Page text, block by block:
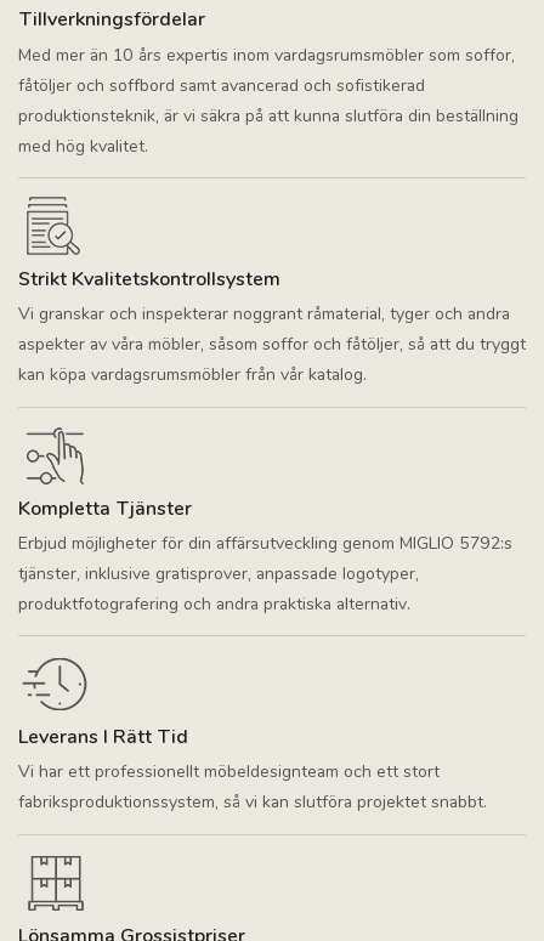
Tillverkningsfördelar
Med mer än 10 års expertis inom vardagsrumsmöbler som soffor,
fåtöljer och soffbord samt avancerad och sofistikerad
produktionsteknik, är vi säkra på att kunna slutföra din beställning
med hög kvalitet.
Strikt Kvalitetskontrollsystem
Vi granskar och inspekterar noggrant råmaterial, tyger och andra
aspekter av våra möbler, såsom soffor och fåtöljer, så att du tryggt
kan köpa vardagsrumsmöbler från vår katalog.
Kompletta Tjänster
Erbjud möjligheter för din affärsutveckling genom MIGLIO 5792:s
tjänster, inklusive gratisprover, anpassade logotyper,
produktfotografering och andra praktiska alternativ.
Leverans I Rätt Tid
Vi har ett professionellt möbeldesignteam och ett stort
fabriksproduktionssystem, så vi kan slutföra projektet snabbt.